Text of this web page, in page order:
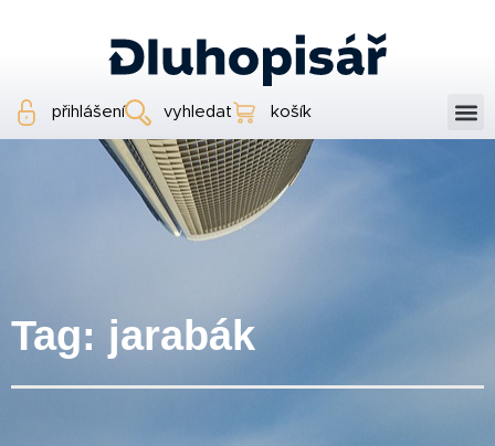
přihlášení vyhledat košík
Tag: jarabák